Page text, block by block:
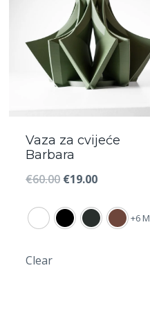
Vaza za cvijeće
Barbara
€60.00 Izvorna
bila
€19.00Trenutna
je:
+6
Clear